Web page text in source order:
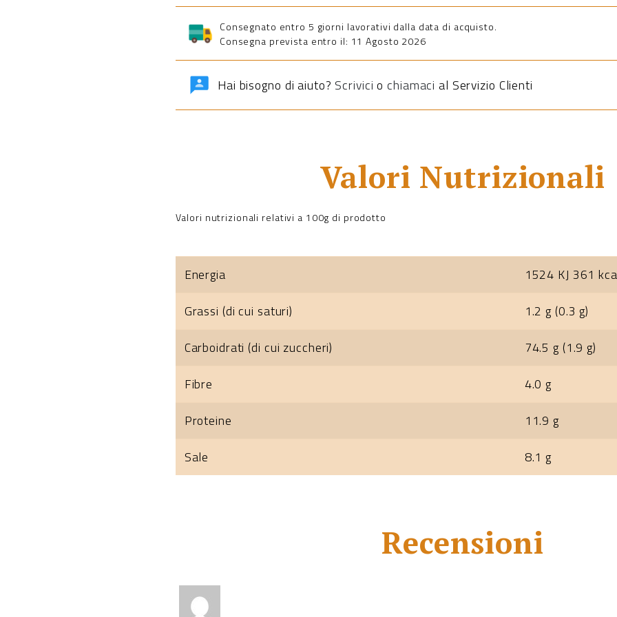
Consegnato entro 5 giorni lavorativi dalla data di acquisto.
Consegna prevista entro il: 11 Agosto 2026
Hai bisogno di aiuto? Scrivici ochiamaci al Servizio Clienti
Valori Nutrizionali
Valori nutrizionali relativi a 100g di prodotto
Energia
1524 KJ 361
Grassi (di cui saturi)
1.2 g (0.3 g)
Carboidrati (di cui zuccheri)
74.5 g (1.9 g)
Fibre
4.0 g
Proteine
11.9 g
Sale
8.1 g
Recensioni